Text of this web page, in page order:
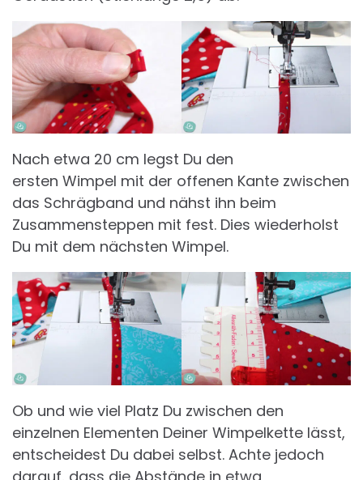
Nach etwa 20 cm legst Du den
ersten Wimpel mit der offenen Kante zwischen
das Schrägband und nähst ihn beim
Zusammensteppen mit fest. Dies wiederholst
Du mit dem nächsten Wimpel.
Ob und wie viel Platz Du zwischen den
einzelnen Elementen Deiner Wimpelkette lässt,
entscheidest Du dabei selbst. Achte jedoch